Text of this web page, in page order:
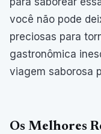
você não pode
preciosas para
gastronômica
viagem saborosa
Os Melhores